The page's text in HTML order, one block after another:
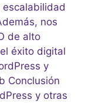
nos
de alto
éxito digital
y
Conclusión
y otras